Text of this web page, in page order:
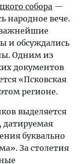
собора —
народное вече.
и обсуждались
Одним из
документов
«Псковская
регионе.
выделяется
буквально
За столетия